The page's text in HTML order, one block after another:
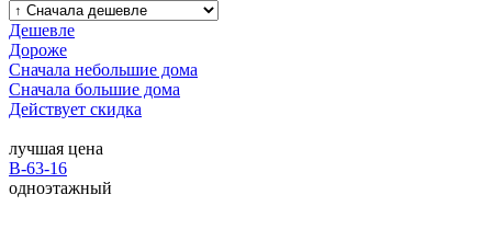
Дешевле
Дороже
Сначала небольшие дома
Сначала большие дома
Действует скидка
лучшая цена
В-63-16
одноэтажный